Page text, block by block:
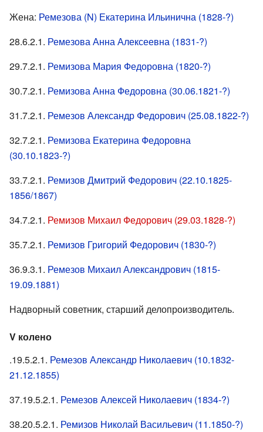
Жена: Ремезова (N) Екатерина Ильинична (1828-?)
28.6.2.1. Ремезова Анна Алексеевна (1831-?)
29.7.2.1. Ремизова Мария Федоровна (1820-?)
30.7.2.1. Ремизова Анна Федоровна (30.06.1821-?)
31.7.2.1. Ремезов Александр Федорович (25.08.1822-?)
32.7.2.1. Ремизова Екатерина Федоровна
(30.10.1823-?)
33.7.2.1. Ремизов Дмитрий Федорович (22.10.1825-
1856/1867)
34.7.2.1. Ремизов Михаил Федорович (29.03.1828-?)
35.7.2.1. Ремизов Григорий Федорович (1830-?)
36.9.3.1. Ремезов Михаил Александрович (1815-
19.09.1881)
Надворный советник, старший делопроизводитель.
V колено
.19.5.2.1. Ремезов Александр Николаевич (10.1832-
21.12.1855)
37.19.5.2.1. Ремезов Алексей Николаевич (1834-?)
38.20.5.2.1. Ремизов Николай Васильевич (11.1850-?)